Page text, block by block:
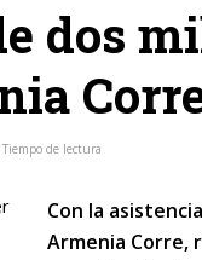
dos
Tiempo de lectura
Con la
Armenia Corre,